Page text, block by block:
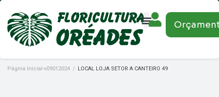
Página Inicial-v09012024 / LOCAL LOJA SETOR A CANTEIRO 49